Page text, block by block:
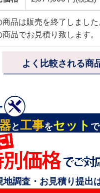
品は販売を終了しました
品でお見積り致します。
よく比較される商
と工事をセット
地調査・お見積り提出